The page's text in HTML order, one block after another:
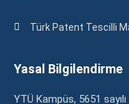
Türk Patent Tescilli
Yasal Bilgilendirme
YTÜ Kampüs, 5651